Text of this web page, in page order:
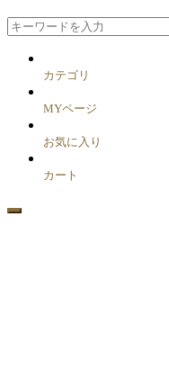
カテゴリ
MYページ
お気に入り
カート